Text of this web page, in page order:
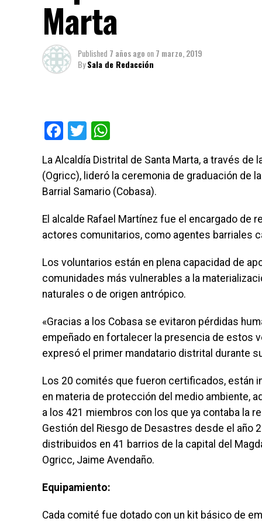
Marta
Published 7 años ago on7 marzo, 2019
BySala de Redacción
Facebook
Twitter
La Alcaldía Distrital de Santa Marta, a través de
(Ogricc), lideró la ceremonia de graduación de
Barrial Samario (Cobasa).
El alcalde Rafael Martínez fue el encargado de
actores comunitarios, como agentes barriales
Los voluntarios están en plena capacidad de
comunidades más vulnerables a la
naturales o de origen antrópico.
«Gracias a los Cobasa se evitaron pérdidas
empeñado en fortalecer la presencia de estos
expresó el primer mandatario distrital durante
Los 20 comités que fueron certificados, están
en materia de protección del medio ambiente,
a los 421 miembros con los que ya contaba la
Gestión del Riesgo de Desastres desde el año
distribuidos en 41 barrios de la capital del
Ogricc, Jaime Avendaño.
Equipamiento:
Cada comité fue dotado con un kit básico de